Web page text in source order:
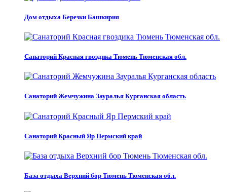
Дом отдыха Березки Башкирия
Санаторий Красная гвоздика Тюмень Тюменская обл.
Санаторий Жемчужина Зауралья Курганская область
Санаторий Красный Яр Пермский край
База отдыха Верхний бор Тюмень Тюменская обл.